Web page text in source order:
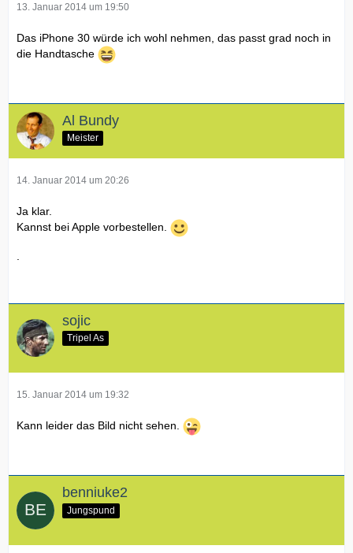
13. Januar 2014 um 19:50
Das iPhone 30 würde ich wohl nehmen, das passt grad noch in
die Handtasche
Al Bundy
Meister
14. Januar 2014 um 20:26
Ja klar.
Kannst bei Apple vorbestellen.
sojic
Tripel As
15. Januar 2014 um 19:32
Kann leider das Bild nicht sehen.
benniuke2
Jungspund